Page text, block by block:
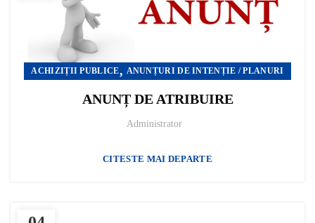
ACHIZIȚII PUBLICE, ANUNȚURI DE INTENȚIE / PLANURI
ANUNȚ DE ATRIBUIRE
Administrator
CITESTE MAI DEPARTE